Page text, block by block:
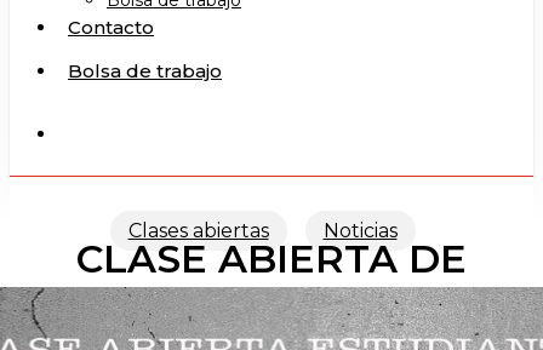
Contacto
Bolsa de trabajo
Clases abiertas Noticias
CLASE ABIERTA DE
DRAMA